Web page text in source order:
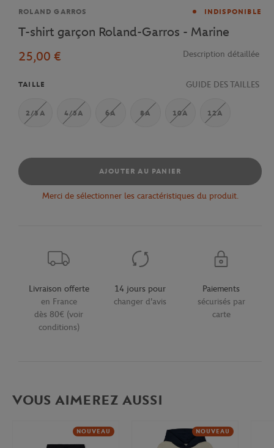
Marque
ROLAND GARROS INDISPONIBLE
T-shirt garçon Roland-Garros - Marine
25,00 €
Description détaillée
TAILLE GUIDE DES TAILLES
2/3A 4/5A 6A 8A 10A 12A
AJOUTER AU PANIER
Merci de sélectionner les caractéristiques du produit.
Livraison offerte
en France
dès 80€ (voir
conditions)
14 jours pour
changer d'avis
Paiements
sécurisés par
carte
VOUS AIMEREZ AUSSI
NOUVEAU NOUVEAU